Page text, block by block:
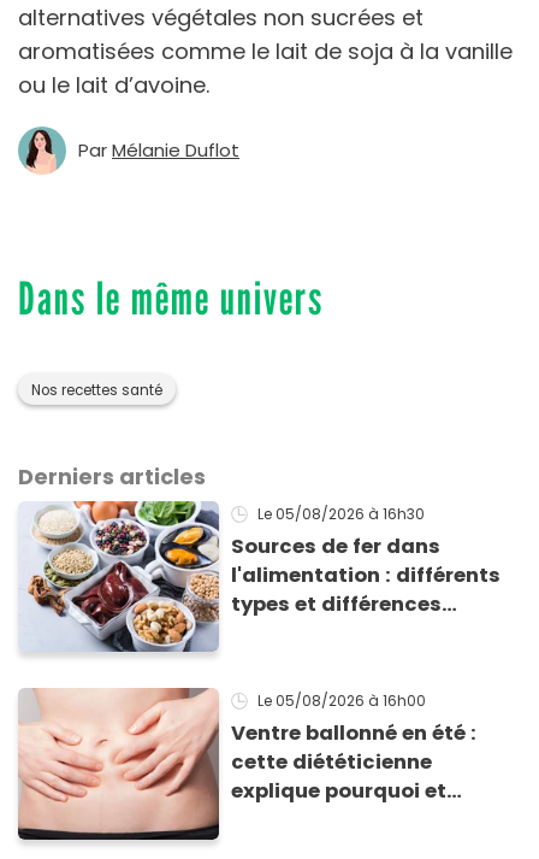
alternatives végétales non sucrées et
aromatisées comme le lait de soja à la vanille
ou le lait d’avoine.
ParMélanie Duflot
Dans le même univers
Nos recettes santé
Derniers articles
Le 05/08/2026 à 16h30
Sources de fer dans
l'alimentation : différents
types et différences
Le 05/08/2026 à 16h00
Ventre ballonné en été :
cette diététicienne
explique pourquoi et